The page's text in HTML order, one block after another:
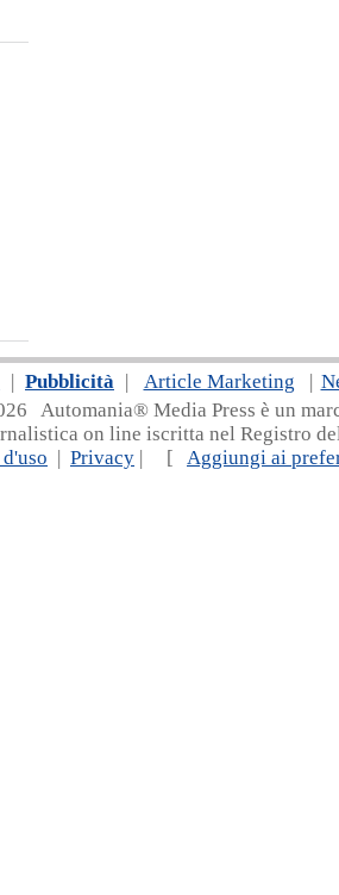
| Pubblicità | Article Marketing |
26 Automania® Media Press è un
on line iscritta nel Registro
| Privacy | [ Aggiungi ai